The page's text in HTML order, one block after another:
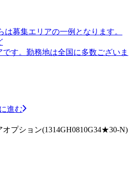
募集エリアの一例となります。
す。勤務地は全国に多数ございま
進む
プション(1314GH0810G34★30-N)